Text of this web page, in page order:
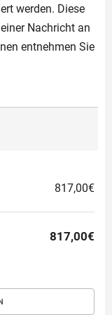
werden. Diese
Nachricht an
entnehmen Sie
817,00€
817,00€